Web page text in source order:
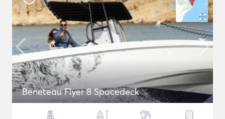
Beneteau Flyer 8 Spacedeck